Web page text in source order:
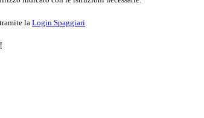
la Login Spaggiari